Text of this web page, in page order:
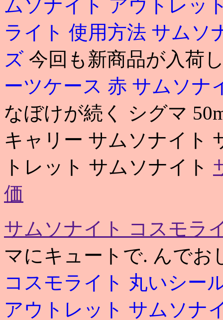
ムソナイト アウトレッ
ライト 使用方法 サムソ
ズ 今回も新商品が入荷
ーツケース 赤 サムソナ
なぼけが続く シグマ
キャリー サムソナイト
トレット サムソナイト
価
サムソナイト コスモラ
マにキュートで. んで
コスモライト 丸いシー
アウトレット サムソナ